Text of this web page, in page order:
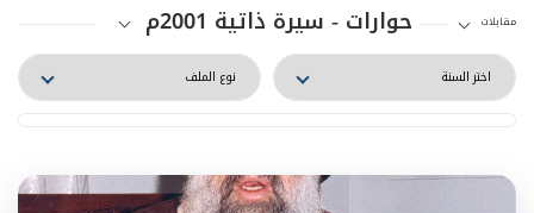
مقابلات حوارات - سيرة ذاتية 2001م